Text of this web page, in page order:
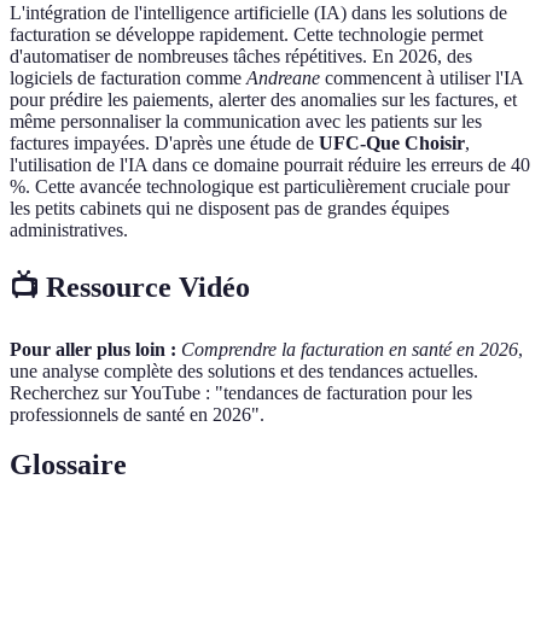
L'intégration de l'intelligence artificielle (IA) dans les solutions de
facturation se développe rapidement. Cette technologie permet
d'automatiser de nombreuses tâches répétitives. En 2026, des
logiciels de facturation comme Andreane commencent à utiliser l'IA
pour prédire les paiements, alerter des anomalies sur les factures, et
même personnaliser la communication avec les patients sur les
factures impayées. D'après une étude de UFC-Que Choisir,
l'utilisation de l'IA dans ce domaine pourrait réduire les erreurs de 40
%. Cette avancée technologique est particulièrement cruciale pour
les petits cabinets qui ne disposent pas de grandes équipes
administratives.
📺 Ressource Vidéo
Pour aller plus loin : Comprendre la facturation en santé en 2026,
une analyse complète des solutions et des tendances actuelles.
Recherchez sur YouTube : "tendances de facturation pour les
professionnels de santé en 2026".
Glossaire